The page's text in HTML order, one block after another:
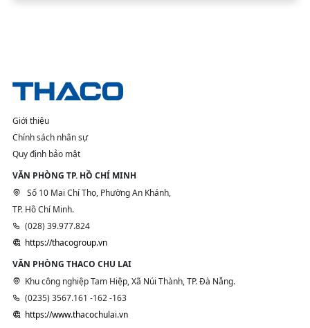
Giới thiệu
Chính sách nhân sự
Quy định bảo mật
VĂN PHÒNG TP. HỒ CHÍ MINH
Số 10 Mai Chí Thọ, Phường An Khánh,
TP. Hồ Chí Minh.
(028) 39.977.824
https://thacogroup.vn
VĂN PHÒNG THACO CHU LAI
Khu công nghiệp Tam Hiệp, Xã Núi Thành, TP. Đà Nẵng.
(0235) 3567.161 -162 -163
https://www.thacochulai.vn